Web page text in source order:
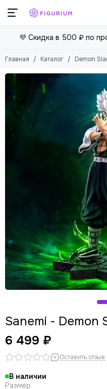
💜 Скидка в 500 ₽ по
Главная Каталог Demon
Sanemi - Demon
6 499 ₽
Оставить отзыв
В наличии
Размер